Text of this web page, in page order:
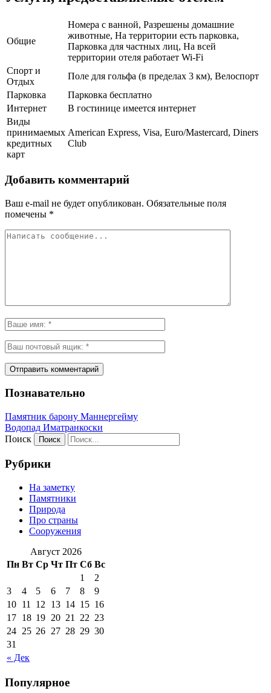
Общие
Номера с ванной, Разрешены домашние
животные, На территории есть парковка,
Парковка для частных лиц, На всей
территории отеля работает Wi-Fi
Спорт и
Отдых
Поле для гольфа (в пределах 3 км), Велоспорт
Парковка
Парковка бесплатно
Интернет
В гостинице имеется интернет
Виды
принимаемых
кредитных
карт
American Express, Visa, Euro/Mastercard, Diners
Club
Добавить комментарий
Ваш e-mail не будет опубликован. Обязательные поля
помечены *
Познавательно
Памятник барону Маннергейму
Водопад Иматранкоски
Поиск
Рубрики
На заметку
Памятники
Природа
Про страны
Сооружения
Август 2026
Пн Вт Ср Чт Пт Сб Вс
« Дек
1
2
3
4 5 6 7 8
9
10 11 12 13 14 15 16
17 18 19 20 21 22 23
24 25 26 27 28 29 30
31
Популярное